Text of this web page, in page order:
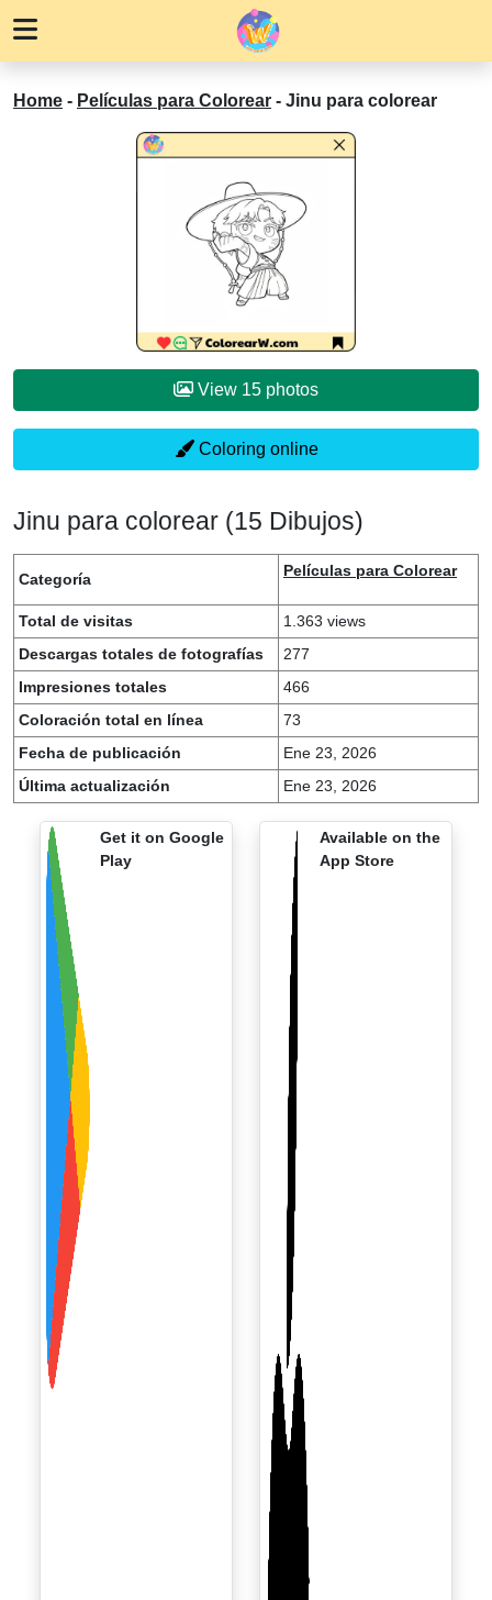
Home - Películas para Colorear - Jinu para colorear
View 15 photos
Coloring online
Jinu para colorear (15 Dibujos)
Categoría Películas para Colorear
Total de visitas
1.363 views
Descargas totales de fotografías
277
Impresiones totales
466
Coloración total en línea
73
Fecha de publicación
Ene 23, 2026
Última actualización
Ene 23, 2026
Get it on Google
Play
Available on the
App Store